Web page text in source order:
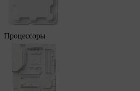
Процессоры